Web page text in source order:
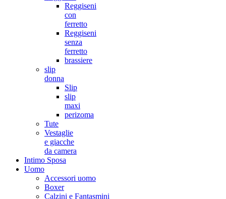
Reggiseni
con
ferretto
Reggiseni
senza
ferretto
brassiere
slip
donna
Slip
slip
maxi
perizoma
Tute
Vestaglie
e giacche
da camera
Intimo Sposa
Uomo
Accessori uomo
Boxer
Calzini e Fantasmini